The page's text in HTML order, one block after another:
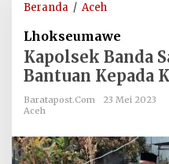
Beranda / Aceh
Sakti
Serahkan
Bantuan
Kepada
Lhokseumawe
Kapolsek Banda
Bantuan Kepada
Baratapost.com
23 Mei 2023
Aceh